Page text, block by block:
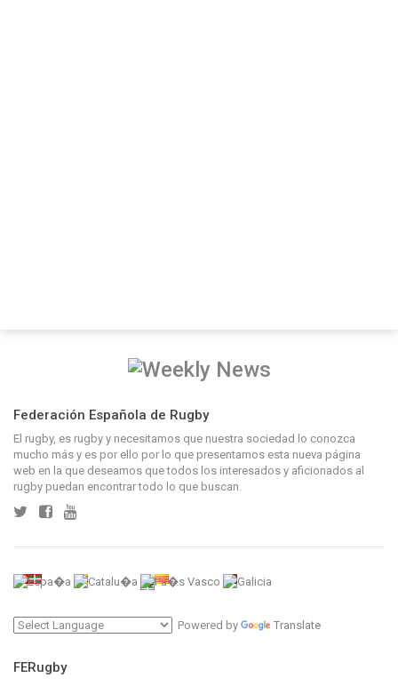
Federación Española de Rugby
El rugby, es rugby y necesitamos que nuestra sociedad lo conozca
mucho más y es por ello por lo que presentamos esta nueva página
web en la que deseamos que todos los interesados y aficionados al
rugby puedan encontrar todo lo que buscan.
Powered by Translate
FERugby